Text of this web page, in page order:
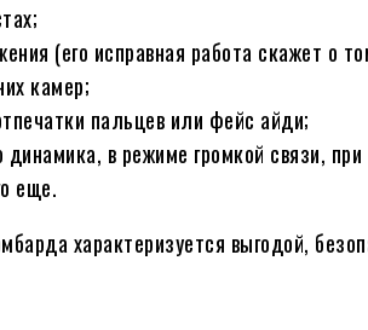
(его исправная работа скажет о
камер;
пальцев или фейс айди;
динамика, в режиме громкой связи,
еще.
характеризуется выгодой,